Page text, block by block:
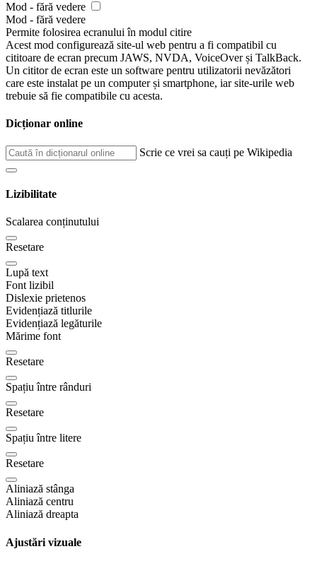
Mod - fără vedere
Mod - fără vedere
Permite folosirea ecranului în modul citire
Acest mod configurează site-ul web pentru a fi compatibil cu
cititoare de ecran precum JAWS, NVDA, VoiceOver și TalkBack.
Un cititor de ecran este un software pentru utilizatorii nevăzători
care este instalat pe un computer și smartphone, iar site-urile web
trebuie să fie compatibile cu acesta.
Dicționar online
Scrie ce vrei sa cauți pe Wikipedia
Lizibilitate
Scalarea conținutului
Resetare
Lupă text
Font lizibil
Dislexie prietenos
Evidențiază titlurile
Evidențiază legăturile
Mărime font
Resetare
Spațiu între rânduri
Resetare
Spațiu între litere
Resetare
Aliniază stânga
Aliniază centru
Aliniază dreapta
Ajustări vizuale